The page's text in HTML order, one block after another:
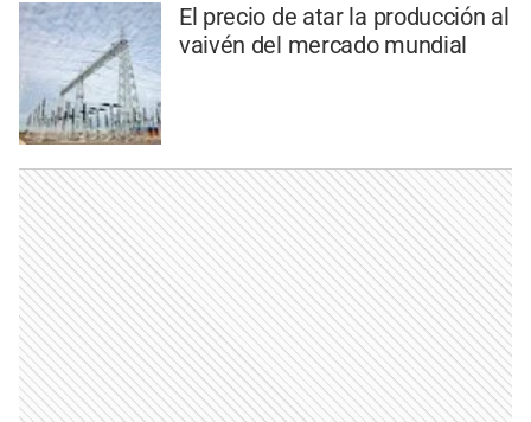
El precio de atar la producción al
vaivén del mercado mundial